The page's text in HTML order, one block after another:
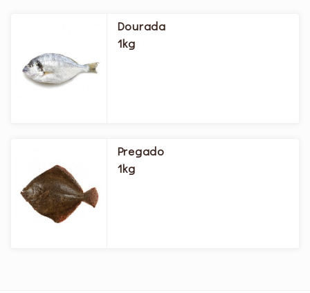
Dourada
1kg
Pregado
1kg